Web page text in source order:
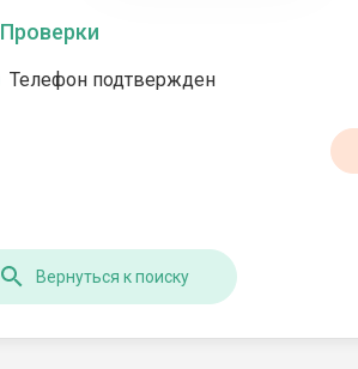
Проверки
Телефон подтвержден
Вернуться к поиску